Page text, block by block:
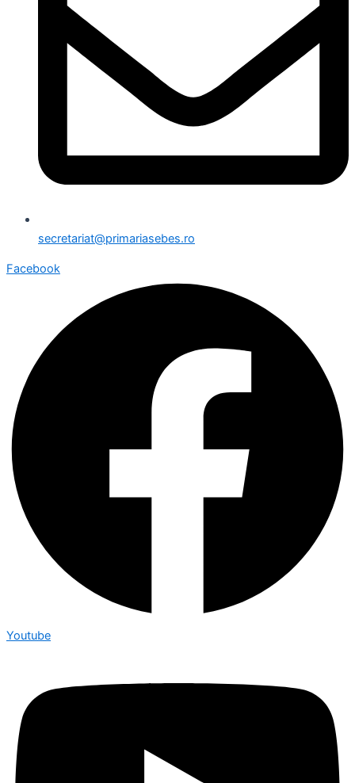
secretariat@primariasebes.ro
Facebook
Youtube